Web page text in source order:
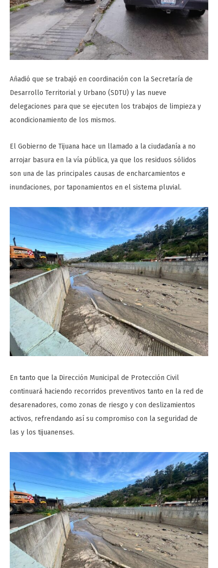
Añadió que se trabajó en coordinación con la Secretaría de
Desarrollo Territorial y Urbano (SDTU) y las nueve
delegaciones para que se ejecuten los trabajos de limpieza y
acondicionamiento de los mismos.
El Gobierno de Tijuana hace un llamado a la ciudadanía a no
arrojar basura en la vía pública, ya que los residuos sólidos
son una de las principales causas de encharcamientos e
inundaciones, por taponamientos en el sistema pluvial.
En tanto que la Dirección Municipal de Protección Civil
continuará haciendo recorridos preventivos tanto en la red de
desarenadores, como zonas de riesgo y con deslizamientos
activos, refrendando así su compromiso con la seguridad de
las y los tijuanenses.